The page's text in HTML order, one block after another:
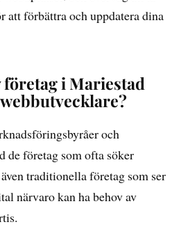
att förbättra och uppdatera dina
företag i Mariestad
och
de företag som ofta söker
traditionella företag som ser
närvaro kan ha behov av